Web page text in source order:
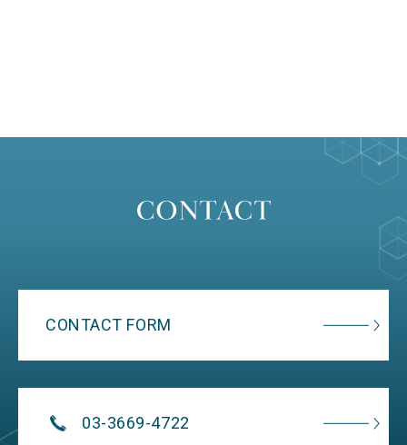
データに関して利用目的の通知、開示、内容の訂正、追加又は削除、
利用の停止、消去及び第三者への提供の停止（“開示等”という）のお
「お問い合わせ窓口」までご連絡ください。
〒103-0026 東京都中央区日本橋兜町5番1号 兜町第１平和ビル
CONTACT FORM
03-3669-4722